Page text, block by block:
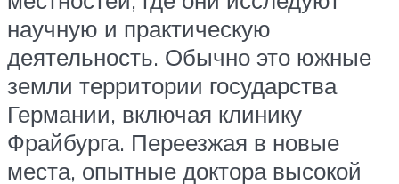
научную и практическую
деятельность. Обычно это южные
земли территории государства
Германии, включая клинику
Фрайбурга. Переезжая в новые
места, опытные доктора высокой